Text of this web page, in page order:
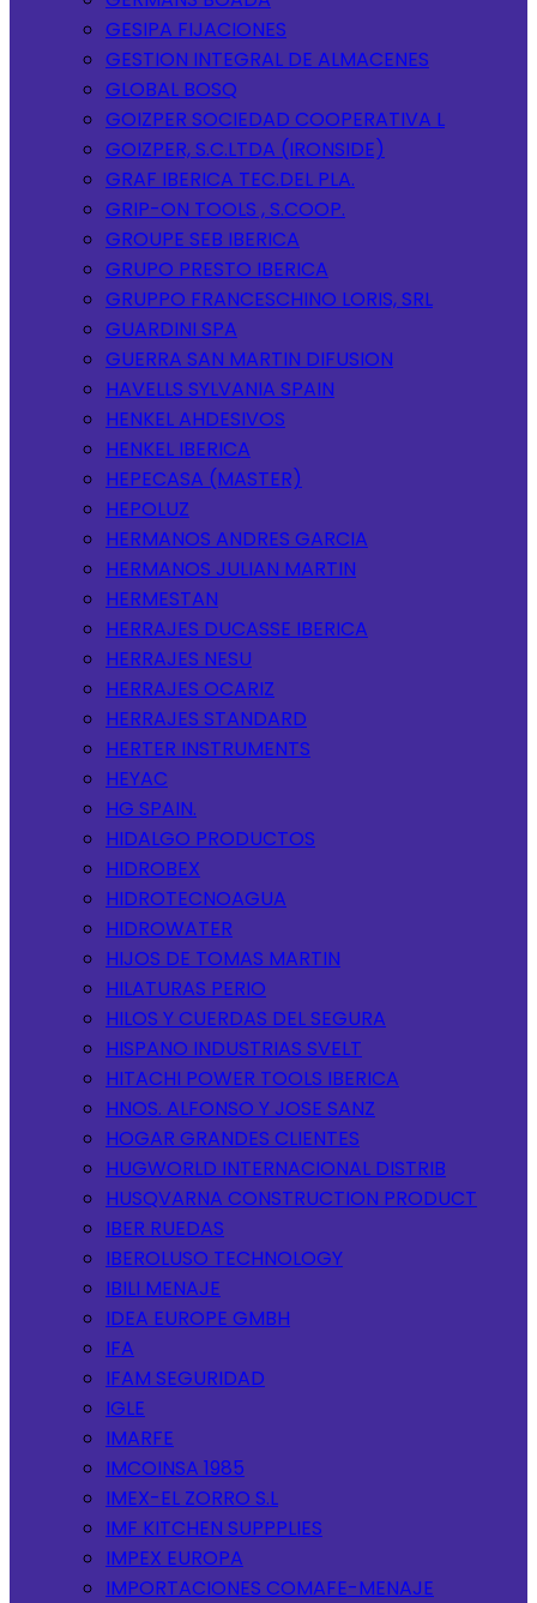
GESIPA FIJACIONES
GESTION INTEGRAL DE ALMACENES
GLOBAL BOSQ
GOIZPER SOCIEDAD COOPERATIVA L
GOIZPER, S.C.LTDA (IRONSIDE)
GRAF IBERICA TEC.DEL PLA.
GRIP-ON TOOLS , S.COOP.
GROUPE SEB IBERICA
GRUPO PRESTO IBERICA
GRUPPO FRANCESCHINO LORIS, SRL
GUARDINI SPA
GUERRA SAN MARTIN DIFUSION
HAVELLS SYLVANIA SPAIN
HENKEL AHDESIVOS
HENKEL IBERICA
HEPECASA (MASTER)
HEPOLUZ
HERMANOS ANDRES GARCIA
HERMANOS JULIAN MARTIN
HERMESTAN
HERRAJES DUCASSE IBERICA
HERRAJES NESU
HERRAJES OCARIZ
HERRAJES STANDARD
HERTER INSTRUMENTS
HEYAC
HG SPAIN.
HIDALGO PRODUCTOS
HIDROBEX
HIDROTECNOAGUA
HIDROWATER
HIJOS DE TOMAS MARTIN
HILATURAS PERIO
HILOS Y CUERDAS DEL SEGURA
HISPANO INDUSTRIAS SVELT
HITACHI POWER TOOLS IBERICA
HNOS. ALFONSO Y JOSE SANZ
HOGAR GRANDES CLIENTES
HUGWORLD INTERNACIONAL DISTRIB
HUSQVARNA CONSTRUCTION PRODUCT
IBER RUEDAS
IBEROLUSO TECHNOLOGY
IBILI MENAJE
IDEA EUROPE GMBH
IFA
IFAM SEGURIDAD
IGLE
IMARFE
IMCOINSA 1985
IMEX-EL ZORRO S.L
IMF KITCHEN SUPPPLIES
IMPEX EUROPA
IMPORTACIONES COMAFE-MENAJE